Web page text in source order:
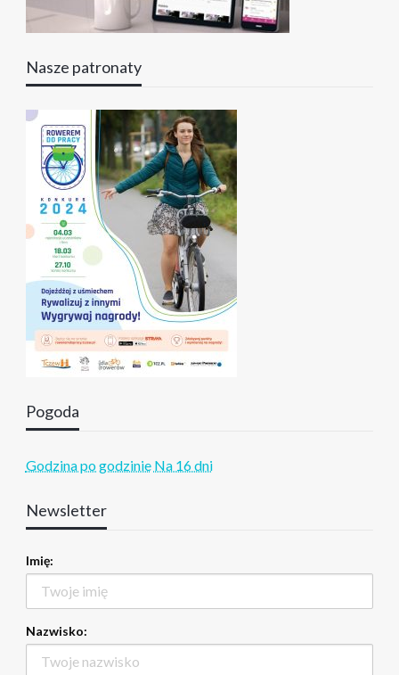
Nasze patronaty
Pogoda
Godzina po godzinie Na 16 dni
Newsletter
Imię:
Nazwisko: